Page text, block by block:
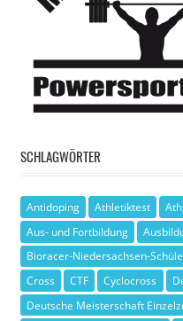
SCHLAGWÖRTER
Antidoping Athletiktest
Aus- und Fortbildung
Bioracer-Niedersachsen-
Cross
CTF Cyclocross
Deutsche Meisterschaft